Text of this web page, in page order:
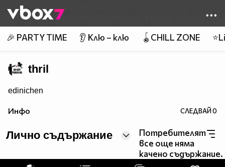
👾
🎉 PARTY TIME 👂 Клю – клю 🪀CHILL ZONE
thril
edinichen
Инфо СЛЕДВАЙ0
Лично съдържание
Потребителят
все още няма
качено съдържание.